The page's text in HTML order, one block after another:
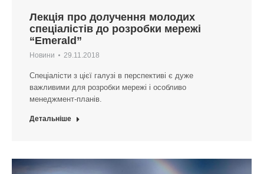
Лекція про долучення молодих
спеціалістів до розробки мережі
“Emerald”
Новини 29.11.2018
Спеціалісти з цієї галузі в перспективі є дуже
важливими для розробки мережі і особливо
менеджмент-планів.
Детальніше